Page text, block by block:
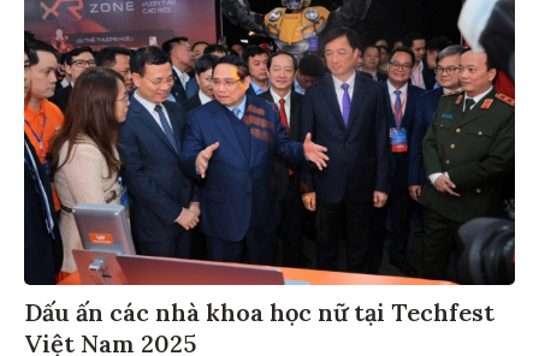
Dấu ấn các nhà khoa học nữ tại Techfest
Việt Nam 2025